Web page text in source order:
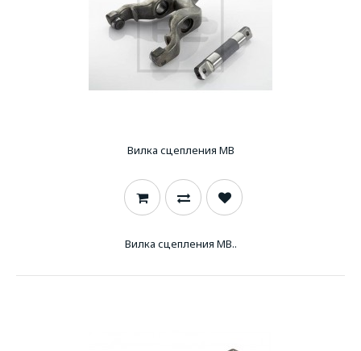
Вилка сцепления MB
Вилка сцепления MB..